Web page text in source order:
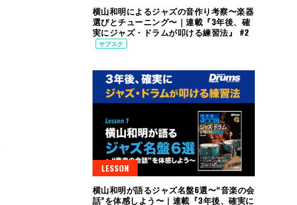
横山和明によるジャズの音作り考察〜楽器
選びとチューニング〜｜連載『3年後、確
実にジャズ・ドラムが叩ける練習法』 #2
サブスク
LESSON
横山和明が語るジャズ名盤6選〜“音楽の会
話”を体感しよう〜｜連載『3年後、確実に